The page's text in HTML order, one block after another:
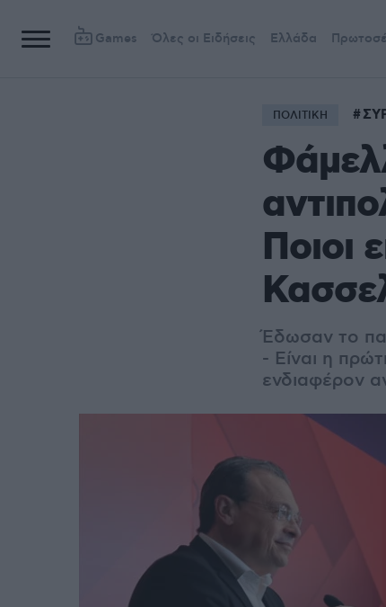
Games Όλες οι Ειδήσεις Ελλάδα
ΠΟΛΙΤΙΚΗ
Ποιοι
Έδωσαν το
- Είναι η
ενδιαφέρον